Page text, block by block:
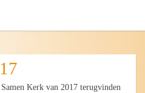
Kerk van 2017 terugvinden